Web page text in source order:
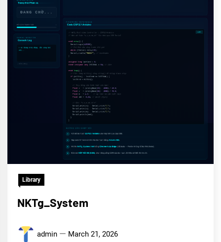
Library
NKTg_System
admin March 21, 2026